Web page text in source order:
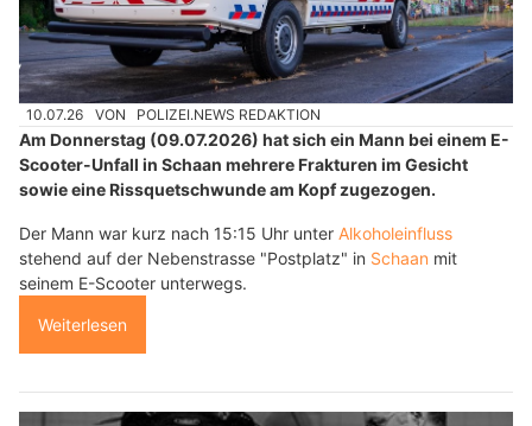
10.07.26 VON POLIZEI.NEWS REDAKTION
Am Donnerstag (09.07.2026) hat sich ein Mann bei einem E-
Scooter-Unfall in Schaan mehrere Frakturen im Gesicht
sowie eine Rissquetschwunde am Kopf zugezogen.
Der Mann war kurz nach 15:15 Uhr unter Alkoholeinfluss
stehend auf der Nebenstrasse "Postplatz" in Schaan mit
seinem E-Scooter unterwegs.
Weiterlesen